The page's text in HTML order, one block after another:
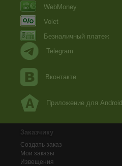
WebMoney
Volet
Безналичный платеж
Telegram
Вконтакте
Приложение для Android
Заказчику
Создать заказ
Мои заказы
Извещения